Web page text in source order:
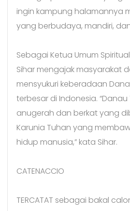
ingin kampung halamannya
yang berbudaya, mandiri,
Sebagai Ketua Umum
Sihar mengajak masyarakat
mensyukuri keberadaan
terbesar di Indonesia.
anugerah dan berkat yang
Karunia Tuhan yang
hidup manusia,” kata Sihar.
CATENACCIO
TERCATAT sebagai bakal